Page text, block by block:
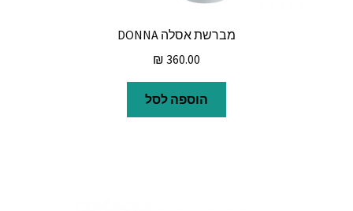
מברשת אסלה DONNA
₪ 360.00
הוספה לסל